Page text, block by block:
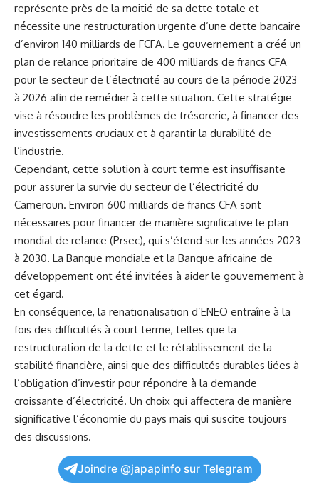
représente près de la moitié de sa dette totale et
nécessite une restructuration urgente d’une​ dette bancaire
d’environ 140 milliards de FCFA. Le gouvernement a créé⁤ un
plan de relance prioritaire de 400 milliards⁣ de francs CFA
pour le secteur de l’électricité au cours de la période ‌2023
à 2026 ⁣afin de remédier ‍à cette situation. Cette stratégie
vise à résoudre ⁣les problèmes de trésorerie, à financer des
investissements cruciaux et à garantir la durabilité de
l’industrie.
Cependant, cette solution à court terme est insuffisante
‍pour assurer la survie du secteur de l’électricité​ du
Cameroun. Environ 600 milliards de francs CFA sont
nécessaires pour financer de manière significative le plan
mondial de relance (Prsec), qui s’étend sur les années 2023
à 2030. La Banque mondiale et la Banque africaine de
développement ont ​été invitées ⁤à aider le gouvernement à
cet égard.
En conséquence, la renationalisation d’ENEO entraîne à la
fois⁣ des difficultés à court terme,⁢ telles ⁣que ⁣la
restructuration de la dette et le rétablissement de la
stabilité financière, ainsi que des difficultés durables liées à
l’obligation d’investir pour répondre à la demande
‍croissante d’électricité. Un choix qui affectera de manière
significative l’économie du pays mais qui suscite toujours
⁤des ⁢discussions.
Joindre @japapinfo sur Telegram